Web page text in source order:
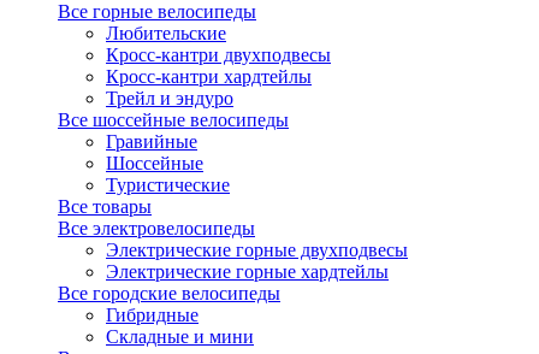
Все горные велосипеды
Любительские
Кросс-кантри двухподвесы
Кросс-кантри хардтейлы
Трейл и эндуро
Все шоссейные велосипеды
Гравийные
Шоссейные
Туристические
Все товары
Все электровелосипеды
Электрические горные двухподвесы
Электрические горные хардтейлы
Все городские велосипеды
Гибридные
Складные и мини